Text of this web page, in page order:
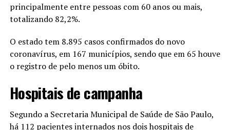
principalmente entre pessoas com 60 anos ou mais,
totalizando 82,2%.
O estado tem 8.895 casos confirmados do novo
coronavírus, em 167 municípios, sendo que em 65 houve
o registro de pelo menos um óbito.
Hospitais de campanha
Segundo a Secretaria Municipal de Saúde de São Paulo,
há 112 pacientes internados nos dois hospitais de